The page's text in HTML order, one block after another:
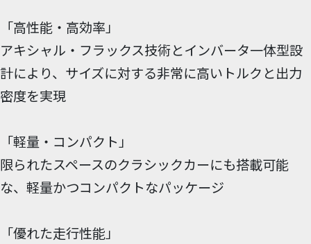
「高性能・高効率」
アキシャル・フラックス技術とインバータ一体型設
計により、サイズに対する非常に高いトルクと出力
密度を実現
「軽量・コンパクト」
限られたスペースのクラシックカーにも搭載可能
な、軽量かつコンパクトなパッケージ
「優れた走行性能」